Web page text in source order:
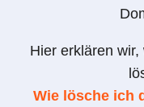
Hier erklären
Wie lösche ich